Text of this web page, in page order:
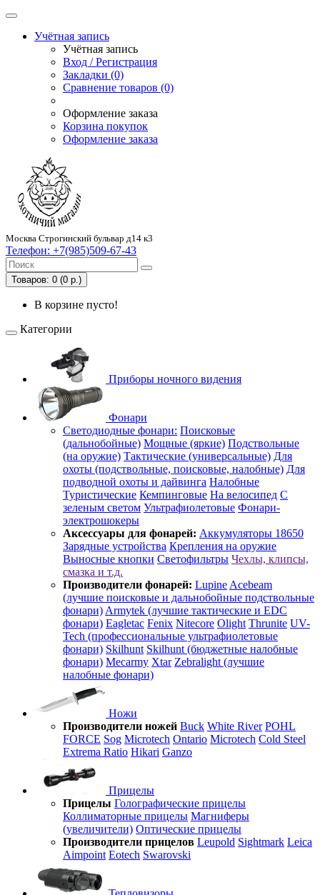
Учётная запись
Учётная запись
Вход / Регистрация
Закладки (0)
Сравнение товаров (0)
Оформление заказа
Корзина покупок
Оформление заказа
Москва Строгинский бульвар д14 к3
Телефон: +7(985)509-67-43
Товаров: 0 (0 р.)
В корзине пусто!
Категории
Приборы ночного видения
Фонари
Светодиодные фонари: Поисковые
(дальнобойные) Мощные (яркие) Подствольные
(на оружие) Тактические (универсальные) Для
охоты (подствольные, поисковые, налобные) Для
подводной охоты и дайвинга Налобные
Туристические Кемпинговые На велосипед С
зеленым светом Ультрафиолетовые Фонари-
электрошокеры
Аксессуары для фонарей: Аккумуляторы 18650
Зарядные устройства Крепления на оружие
Выносные кнопки Светофильтры Чехлы, клипсы,
смазка и т.д.
Производители фонарей: Lupine Acebeam
(лучшие поисковые и дальнобойные подствольные
фонари) Armytek (лучшие тактические и EDC
фонари) Eagletac Fenix Nitecore Olight Thrunite UV-
Tech (профессиональные ультрафиолетовые
фонари) Skilhunt Skilhunt (бюджетные налобные
фонари) Mecarmy Xtar Zebralight (лучшие
налобные фонари)
Ножи
Производители ножей Buck White River POHL
FORCE Sog Microtech Ontario Microtech Cold Steel
Extrema Ratio Hikari Ganzo
Прицелы
Прицелы Голографические прицелы
Коллиматорные прицелы Магниферы
(увеличители) Оптические прицелы
Производители прицелов Leupold Sightmark Leica
Aimpoint Eotech Swarovski